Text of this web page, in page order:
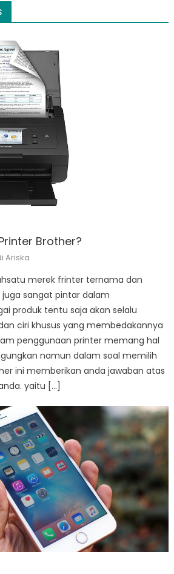
Brother?
Ariska
merek frinter ternama dan
sangat pintar dalam
produk tentu saja akan selalu
ciri khusus yang membedakannya
penggunaan printer memang hal
namun dalam soal memilih
ini memberikan anda jawaban atas
yaitu […]